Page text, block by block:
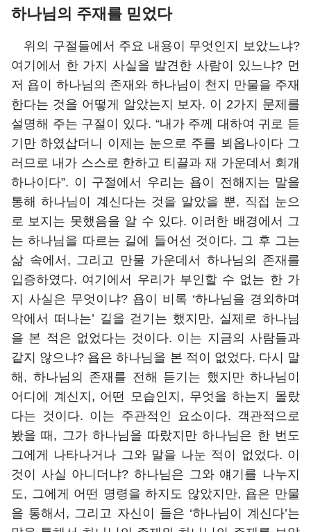
하나님의 주재를 믿었다
위의 구절들에서 주요 내용이 무엇인지 보았느냐?
여기에서 한 가지 사실을 발견한 사람이 있느냐? 먼
저 욥이 하나님의 존재와 하나님이 천지 만물을 주재
한다는 것을 어떻게 알았는지 보자. 이 2가지 문제를
설명해 주는 구절이 있다. “내가 주께 대하여 귀로 듣
기만 하였삽더니 이제는 눈으로 주를 뵈옵나이다 그
러므로 내가 스스로 한하고 티끌과 재 가운데서 회개
하나이다”. 이 구절에서 우리는 욥이 전해지는 말을
통해 하나님이 계신다는 것을 알았을 뿐, 직접 눈으
로 보지는 못했음을 알 수 있다. 이러한 배경에서 그
는 하나님을 따르는 길에 들어선 것이다. 그 후 그는
삶 속에서, 그리고 만물 가운데서 하나님의 존재를
입증하였다. 여기에서 우리가 부인할 수 없는 한 가
지 사실은 무엇이냐? 욥이 비록 ‘하나님을 경외하며
악에서 떠나는’ 길을 걷기는 했지만, 실제로 하나님
을 본 적은 없었다는 것이다. 이는 지금의 사람들과
같지 않으냐? 욥은 하나님을 본 적이 없었다. 다시 말
해, 하나님의 존재를 전해 듣기는 했지만 하나님이
어디에 계신지, 어떤 모습인지, 무엇을 하는지 몰랐
다는 것이다. 이는 주관적인 요소이다. 객관적으로
봤을 때, 그가 하나님을 따랐지만 하나님은 한 번도
그에게 나타나거나 그와 말을 나눈 적이 없었다. 이
것이 사실 아니더냐? 하나님은 그와 얘기를 나누지
도, 그에게 어떤 명령을 하지도 않았지만, 욥은 만물
을 통해서, 그리고 자신이 들은 ‘하나님이 계신다’는